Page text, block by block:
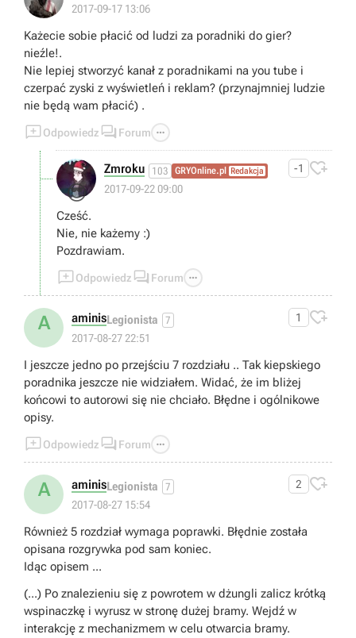
2017-09-17 13:06
Każecie sobie płacić od ludzi za poradniki do gier?
nieźle!.
Nie lepiej stworzyć kanał z poradnikami na you tube i
czerpać zyski z wyświetleń i reklam? (przynajmniej ludzie
nie będą wam płacić) .
Odpowiedz  Forum 
😎
Zmroku 103 GRYOnline.pl Redakcja
2017-09-22 09:00
-1 
Cześć.
Nie, nie każemy :)
Pozdrawiam.
Odpowiedz  Forum 
A aminisLegionista 7
2017-08-27 22:51
1 
I jeszcze jedno po przejściu 7 rozdziału .. Tak kiepskiego
poradnika jeszcze nie widziałem. Widać, że im bliżej
końcowi to autorowi się nie chciało. Błędne i ogólnikowe
opisy.
Odpowiedz  Forum 
A aminisLegionista 7
2017-08-27 15:54
2 
Również 5 rozdział wymaga poprawki. Błędnie została
opisana rozgrywka pod sam koniec.
Idąc opisem ...
(...) Po znalezieniu się z powrotem w dżungli zalicz krótką
wspinaczkę i wyrusz w stronę dużej bramy. Wejdź w
interakcję z mechanizmem w celu otwarcia bramy.